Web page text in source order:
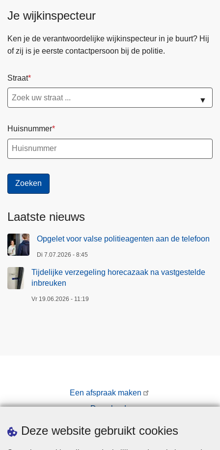
Deze website gebruikt cookies
Je wijkinspecteur
Ken je de verantwoordelijke wijkinspecteur in je buurt? Hij
of zij is je eerste contactpersoon bij de politie.
Straat
▼
Huisnummer
Laatste nieuws
Opgelet voor valse politieagenten aan de telefoon
Di 7.07.2026 - 8:45
Tijdelijke verzegeling horecazaak na vastgestelde
inbreuken
Vr 19.06.2026 - 11:19
Een afspraak maken
Downloads